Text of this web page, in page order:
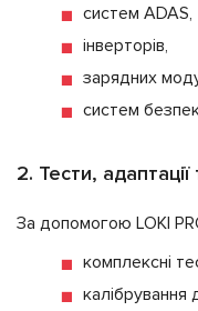
систем ADAS,
інверторів,
зарядних
систем
2. Тести,
За допомогою LOKI
комплексні
калібрування